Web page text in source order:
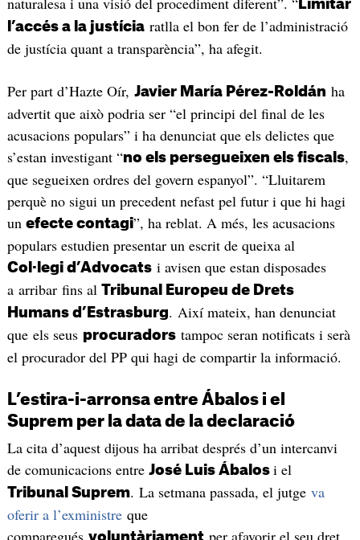
Limitar
l’accés a la justíciaratlla el bon fer de l’administració
de justícia quant a transparència”, ha afegit.
Per part d’Hazte Oír, Javier María Pérez-Roldán ha
advertit que això podria ser “el principi del final de les
acusacions populars” i ha denunciat que els delictes que
s’estan investigant “no els persegueixen els fiscals,
que segueixen ordres del govern espanyol”. “Lluitarem
perquè no sigui un precedent nefast pel futur i que hi hagi
un efecte contagi”, ha reblat. A més, les acusacions
populars estudien presentar un escrit de queixa al
Col·legi d’Advocatsi avisen que estan disposades
a arribar fins al Tribunal Europeu de Drets
Humans d’Estrasburg. Així mateix, han denunciat
que els seus procuradorstampoc seran notificats i serà
el procurador del PP qui hagi de compartir la informació.
L’estira-i-arronsa entre Ábalos i el
Suprem per la data de la declaració
La cita d’aquest dijous ha arribat després d’un intercanvi
de comunicacions entre José Luis Ábalos i el
Tribunal Suprem. La setmana passada, el jutge va
oferir a l’exministreque
comparegués voluntàriamentper afavorir el seu dret